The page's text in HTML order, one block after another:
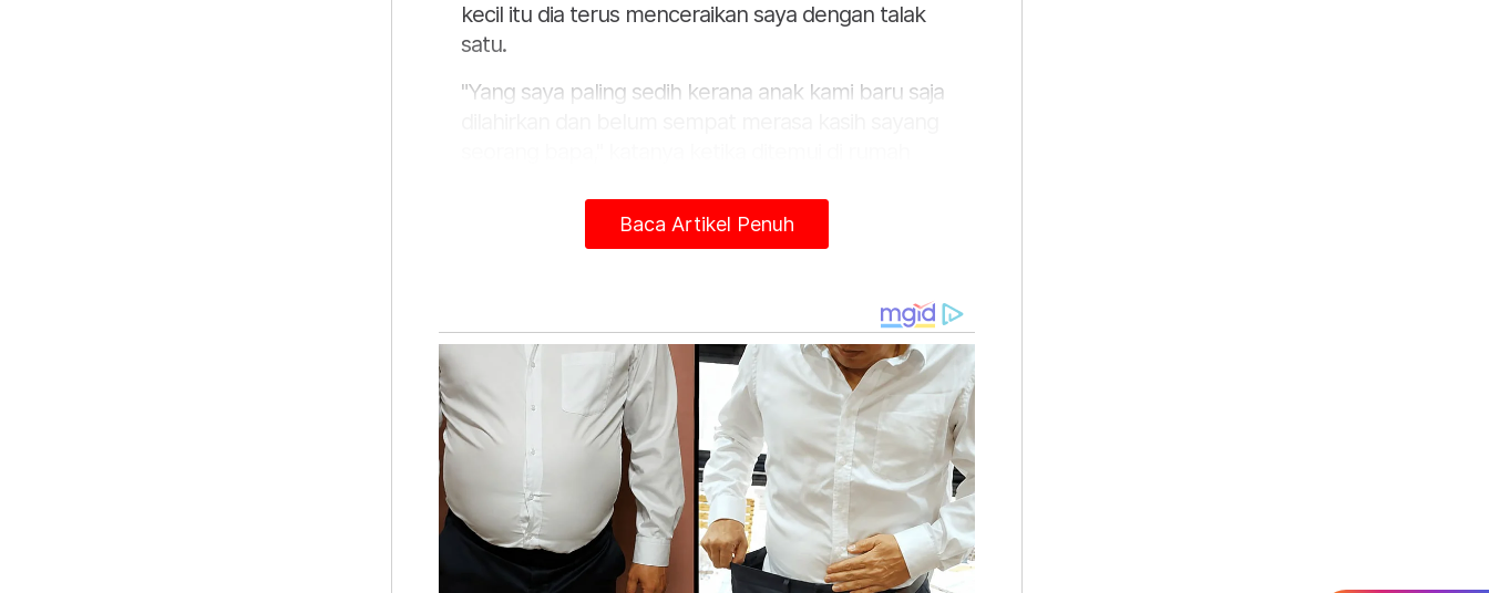
kecil itu dia terus menceraikan saya dengan talak
satu.
"Yang saya paling sedih kerana anak kami baru saja
Wanita tersebut turut menerima kunjungan
Pengurus Semarak Resource Centre, Muzaliza
Baca Artikel Penuh